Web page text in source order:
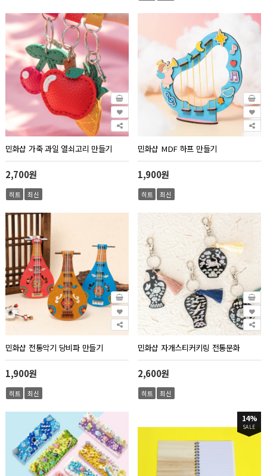
민화샵 가죽 과일 열쇠고리 만들기
2,700원
히트 최신
민화샵 MDF 하프 만들기
1,900원
히트 최신
민화샵 전통악기 당비파 만들기
1,900원
히트 최신
민화샵 자개스티커키링 전통문화
2,600원
히트 최신
14%
SALE